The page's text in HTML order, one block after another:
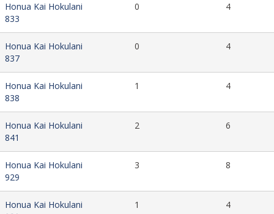
Honua Kai Hokulani
833
0 4
Honua Kai Hokulani
837
0 4
Honua Kai Hokulani
838
1 4
Honua Kai Hokulani
841
2 6
Honua Kai Hokulani
929
3 8
Honua Kai Hokulani
1 4